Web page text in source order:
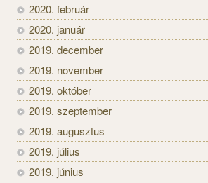
2020. február
2020. január
2019. december
2019. november
2019. október
2019. szeptember
2019. augusztus
2019. július
2019. június